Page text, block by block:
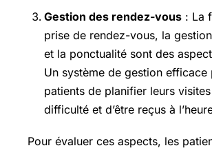
Gestion des rendez-vous : La
prise de rendez-vous, la
et la ponctualité sont des
Un système de gestion efficace
patients de planifier leurs
difficulté et d’être reçus à
Pour évaluer ces aspects, les